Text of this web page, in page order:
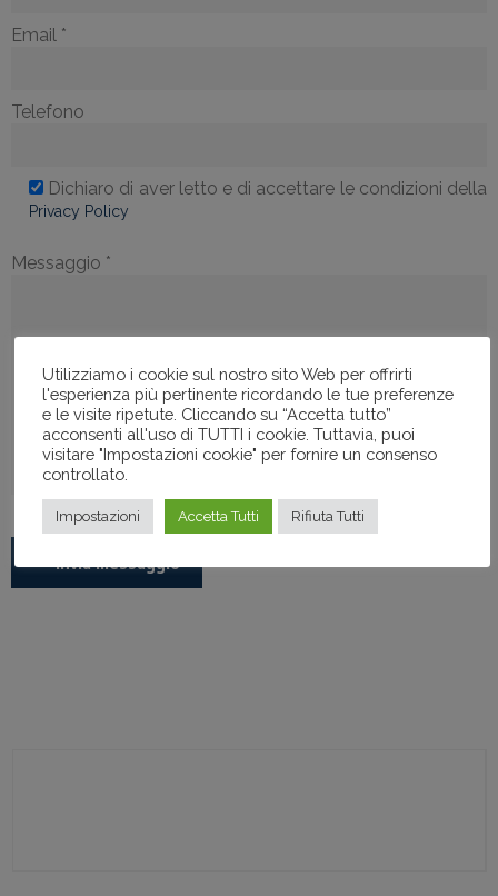
Email *
Telefono
Dichiaro di aver letto e di accettare le condizioni della
Privacy Policy
Messaggio *
Utilizziamo i cookie sul nostro sito Web per offrirti
l'esperienza più pertinente ricordando le tue preferenze
e le visite ripetute. Cliccando su “Accetta tutto”
acconsenti all'uso di TUTTI i cookie. Tuttavia, puoi
visitare "Impostazioni cookie" per fornire un consenso
controllato.
Impostazioni Accetta Tutti Rifiuta Tutti